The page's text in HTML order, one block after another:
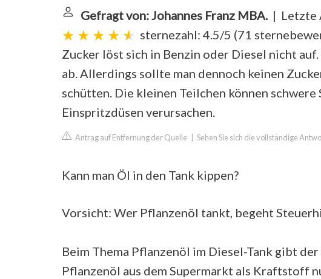
Gefragt von: Johannes Franz MBA.| Letzte
sternezahl: 4.5/5 (71
Zucker löst sich in Benzin oder Diesel nicht
ab. Allerdings sollte man dennoch keinen
schütten. Die kleinen Teilchen können
Einspritzdüsen verursachen.
Antrag auf Entfernung der Quelle Sehen Sie sich die vollständige
Kann man Öl in den Tank kippen?
Vorsicht: Wer Pflanzenöl tankt, begeht
Beim Thema Pflanzenöl im Diesel-Tank gibt
Pflanzenöl aus dem Supermarkt als Kraftstoff